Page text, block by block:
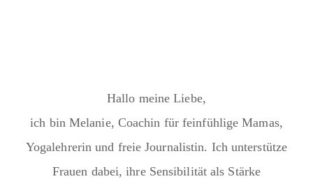
Hallo meine Liebe,
ich bin Melanie, Coachin für feinfühlige Mamas,
Yogalehrerin und freie Journalistin. Ich unterstütze
Frauen dabei, ihre Sensibilität als Stärke